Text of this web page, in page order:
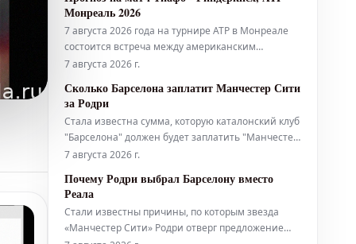
прогнозом. Анализ команд: "Интер" традиционно
является одним из сильнейших клубов,
демонстрируя стабильно высокие результаты в
нац
Монреаль 2026
7 августа 2026 года на турнире ATP в Монреале
состоится встреча между американским
теннисистом Фрэнсисом Тиафо и французом
занимающий высокие позиции в мировом
рейтинге, является сильным соперником,
демонстрирующим уверенную игру на харде. Его
мощная под
7 августа 2026 г.
Сколько Барселона заплатит Манчестер Сити
за Родри
Стала известна сумма, которую каталонский клуб
"Барселона" должен будет заплатить "Манчестер
Сити" за полузащитника Родри. По последним
астрономическую сумму, чтобы заполучить
перспективного игрока. Имя Родри в последние
12 часов активно обсуждается в сто
7 августа 2026 г.
Почему Родри выбрал Барселону вместо
Реала
Стали известны причины, по которым звезда
«Манчестер Сити» Родри отверг предложение